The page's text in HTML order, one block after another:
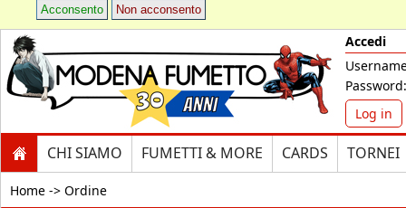
Acconsento Non acconsento
Accedi
Password:
Log in
CHI SIAMO FUMETTI & MORE CARDS TORNEI
Home -> Ordine